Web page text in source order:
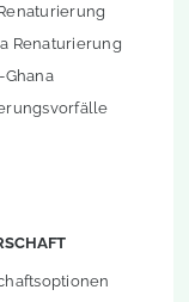
Renaturierung